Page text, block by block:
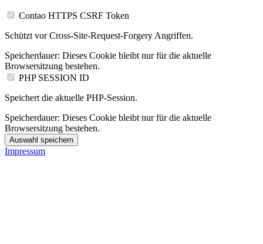
Contao HTTPS CSRF Token
Schützt vor Cross-Site-Request-Forgery Angriffen.
Speicherdauer: Dieses Cookie bleibt nur für die aktuelle
Browsersitzung bestehen.
PHP SESSION ID
Speichert die aktuelle PHP-Session.
Speicherdauer: Dieses Cookie bleibt nur für die aktuelle
Browsersitzung bestehen.
Auswahl speichern
Impressum